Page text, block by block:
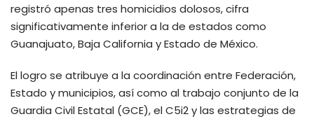
registró apenas tres homicidios dolosos, cifra
significativamente inferior a la de estados como
Guanajuato, Baja California y Estado de México.
El logro se atribuye a la coordinación entre Federación,
Estado y municipios, así como al trabajo conjunto de la
Guardia Civil Estatal (GCE), el C5i2 y las estrategias de